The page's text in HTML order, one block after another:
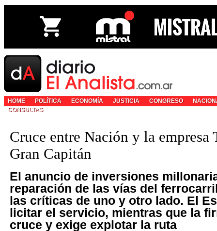
HOME POLÍTICA ECONOMÍA JUSTICIA CONGRESO
CONSULTAS
Cruce entre Nación y la empresa
Gran Capitán
El anuncio de inversiones
reparación de las vías del
las críticas de uno y otro lado. El
licitar el servicio, mientras que la
cruce y exige explotar la ruta